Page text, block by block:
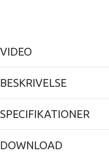
VIDEO
BESKRIVELSE
SPECIFIKATIONER
DOWNLOAD